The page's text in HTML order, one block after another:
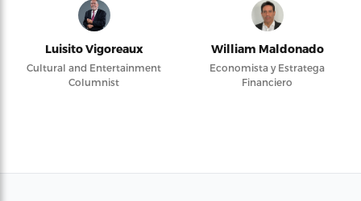
Luisito Vigoreaux
Cultural and Entertainment
Columnist
William Maldonado
Economista y Estratega
Financiero